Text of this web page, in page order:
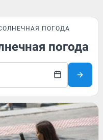
ПОГОДА
погода